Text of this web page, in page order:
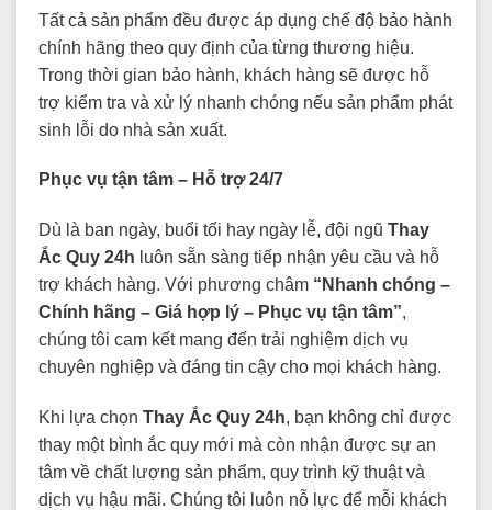
Tất cả sản phẩm đều được áp dụng chế độ bảo hành
chính hãng theo quy định của từng thương hiệu.
Trong thời gian bảo hành, khách hàng sẽ được hỗ
trợ kiểm tra và xử lý nhanh chóng nếu sản phẩm phát
sinh lỗi do nhà sản xuất.
Phục vụ tận tâm – Hỗ trợ 24/7
Dù là ban ngày, buổi tối hay ngày lễ, đội ngũ Thay
Ắc Quy 24h luôn sẵn sàng tiếp nhận yêu cầu và hỗ
trợ khách hàng. Với phương châm “Nhanh chóng –
Chính hãng – Giá hợp lý – Phục vụ tận tâm”,
chúng tôi cam kết mang đến trải nghiệm dịch vụ
chuyên nghiệp và đáng tin cậy cho mọi khách hàng.
Khi lựa chọn Thay Ắc Quy 24h, bạn không chỉ được
thay một bình ắc quy mới mà còn nhận được sự an
tâm về chất lượng sản phẩm, quy trình kỹ thuật và
dịch vụ hậu mãi. Chúng tôi luôn nỗ lực để mỗi khách